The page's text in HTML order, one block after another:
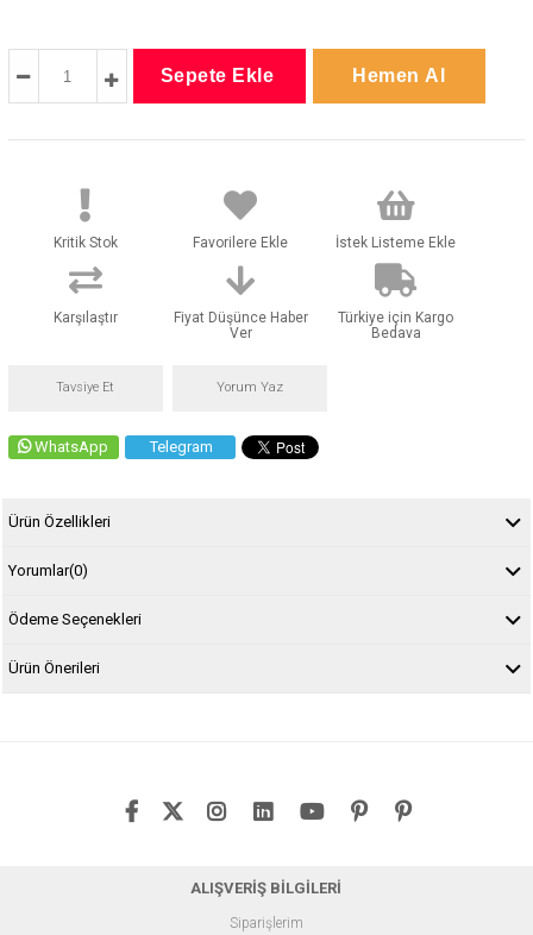
Kritik Stok Favorilere Ekle İstek Listeme Ekle
Karşılaştır
Fiyat Düşünce Haber
Ver
Türkiye için Kargo
Bedava
Tavsiye Et Yorum Yaz
WhatsApp Telegram
Ürün Özellikleri
Yorumlar(0)
Ödeme Seçenekleri
Ürün Önerileri
ALIŞVERİŞ BİLGİLERİ
Siparişlerim